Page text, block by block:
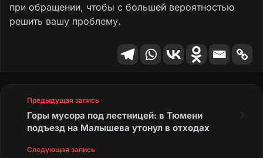
при обращении, чтобы с большей вероятностью
решить вашу проблему.
Предыдущая запись
Горы мусора под лестницей: в Тюмени
подъезд на Малышева утонул в отходах
Следующая запись